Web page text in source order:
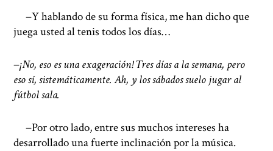
−Y hablando de su forma física, me han dicho que
juega usted al tenis todos los días…
−¡No, eso es una exageración! Tres días a la semana, pero
eso sí, sistemáticamente. Ah, y los sábados suelo jugar al
fútbol sala.
−Por otro lado, entre sus muchos intereses ha
desarrollado una fuerte inclinación por la música.